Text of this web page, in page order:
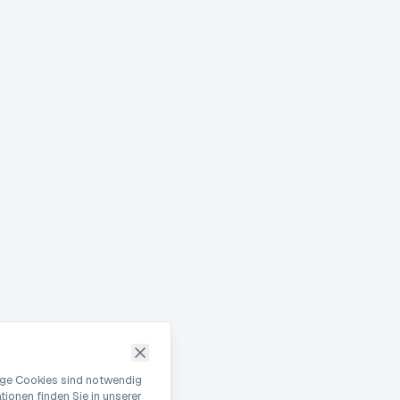
Cookies sind notwendig
finden Sie in unserer